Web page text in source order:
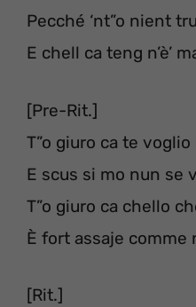
Pecché ‘nt”o nient
E chell ca teng n’è’
[Pre-Rit.]
T”o giuro ca te
E scus si mo nun se
T”o giuro ca chello
È fort assaje comme
[Rit.]